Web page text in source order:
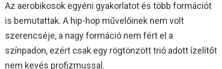
Az aerobikosok egyéni gyakorlatot és több formációt
is bemutattak. A hip-hop művelőinek nem volt
szerencséje, a nagy formáció nem fért el a
színpadon, ezért csak egy rögtönzött trió adott ízelítőt
nem kevés profizmussal.